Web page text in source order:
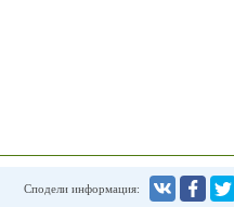
Сподели информация: